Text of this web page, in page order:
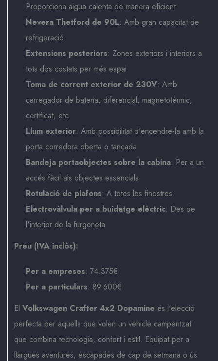
Proporciona aigua calenta de manera eficient
Nevera Thetford de 90L: Amb gran capacitat de
refrigeració
Extensions posteriors: Zones exteriors i interiors a
tots dos costats per més espai
Toma de corrent exterior de 230V: Amb
carregador de bateria, diferencial, magnetotèrmic,
certificat, etc.
Llum exterior: Amb possibilitat d'encendre-la amb la
porta corredora oberta o tancada
Bandeja portaobjectes sobre la cabina: Per a un
accés fàcil als objectes essencials
Rotulació de plafons: A totes les finestres
Electrovàlvula per a buidatge elèctric: Des de
l'interior de la furgoneta
Preu (IVA inclòs):
Per a empreses: 74.375€
Per a particulars: 89.600€
El Volkswagen Crafter 4x2 Dopamine és l'elecció
perfecta per aquells que volen un vehicle camperitzat
que combina tecnologia, confort i estil. Equipat per a
llargues aventures, escapades de cap de setmana o ús